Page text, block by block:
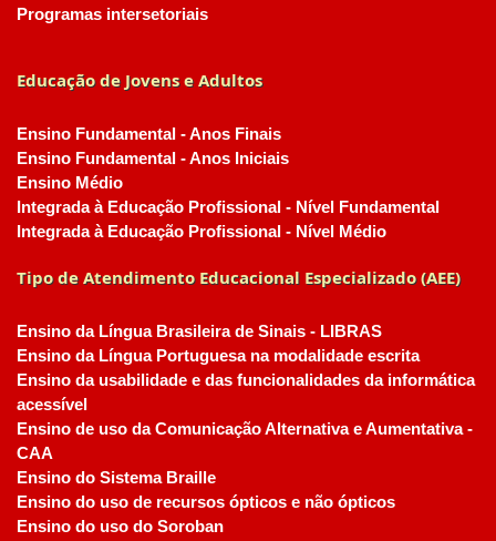
Programas intersetoriais
Educação de Jovens e Adultos
Ensino Fundamental - Anos Finais
Ensino Fundamental - Anos Iniciais
Ensino Médio
Integrada à Educação Profissional - Nível Fundamental
Integrada à Educação Profissional - Nível Médio
Tipo de Atendimento Educacional Especializado (AEE)
Ensino da Língua Brasileira de Sinais - LIBRAS
Ensino da Língua Portuguesa na modalidade escrita
Ensino da usabilidade e das funcionalidades da informática
acessível
Ensino de uso da Comunicação Alternativa e Aumentativa -
CAA
Ensino do Sistema Braille
Ensino do uso de recursos ópticos e não ópticos
Ensino do uso do Soroban